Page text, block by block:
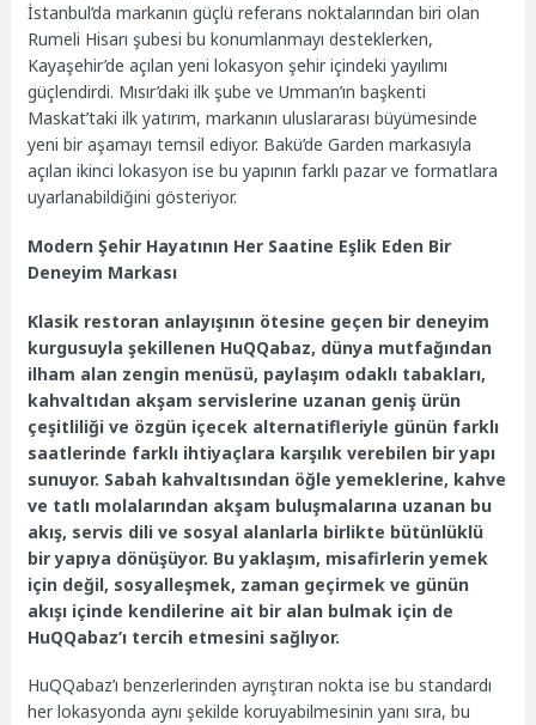
İstanbul’da markanın güçlü referans noktalarından biri olan
Rumeli Hisarı şubesi bu konumlanmayı desteklerken,
Kayaşehir’de açılan yeni lokasyon şehir içindeki yayılımı
güçlendirdi. Mısır’daki ilk şube ve Umman’ın başkenti
Maskat’taki ilk yatırım, markanın uluslararası büyümesinde
yeni bir aşamayı temsil ediyor. Bakü’de Garden markasıyla
açılan ikinci lokasyon ise bu yapının farklı pazar ve formatlara
uyarlanabildiğini gösteriyor.
Modern Şehir Hayatının Her Saatine Eşlik Eden Bir
Deneyim Markası
Klasik restoran anlayışının ötesine geçen bir deneyim
kurgusuyla şekillenen HuQQabaz, dünya mutfağından
ilham alan zengin menüsü, paylaşım odaklı tabakları,
kahvaltıdan akşam servislerine uzanan geniş ürün
çeşitliliği ve özgün içecek alternatifleriyle günün farklı
saatlerinde farklı ihtiyaçlara karşılık verebilen bir yapı
sunuyor. Sabah kahvaltısından öğle yemeklerine, kahve
ve tatlı molalarından akşam buluşmalarına uzanan bu
akış, servis dili ve sosyal alanlarla birlikte bütünlüklü
bir yapıya dönüşüyor. Bu yaklaşım, misafirlerin yemek
için değil, sosyalleşmek, zaman geçirmek ve günün
akışı içinde kendilerine ait bir alan bulmak için de
HuQQabaz’ı tercih etmesini sağlıyor.
HuQQabaz’ı benzerlerinden ayrıştıran nokta ise bu standardı
her lokasyonda aynı şekilde koruyabilmesinin yanı sıra, bu